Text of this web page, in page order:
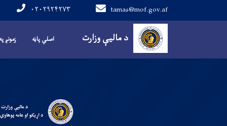
د مالیې وزارت
tamas@mof.gov.af ۰۲۰۲۹۲۴۲۷۳
Main navigation
اصلي پاڼه زمونږ